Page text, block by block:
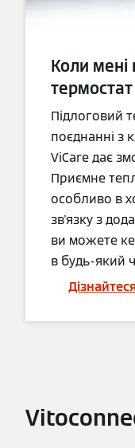
Коли мені
Підлоговий
поєднанні з
ViCare дає
Приємне
особливо в
зв'язку з
ви можете
в будь-який